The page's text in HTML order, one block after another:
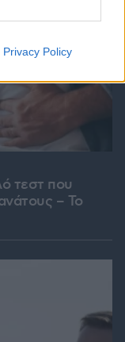
Privacy Policy
τεστ που
– Το